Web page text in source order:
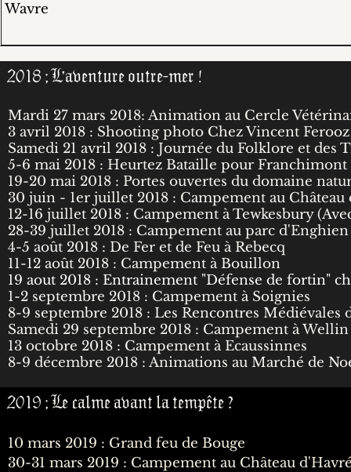
Wavre
2018 ; L'aventure outre-mer !
Mardi 27 mars 2018: Animation au Cercle
3 avril 2018 : Shooting photo Chez Vincent
Samedi 21 avril 2018 : Journée du Folklore et des
5-6 mai 2018 : Heurtez Bataille pour Franchimont
19-20 mai 2018 : Portes ouvertes du domaine
30 juin - 1er juillet 2018 : Campement au Château
12-16 juillet 2018 : Campement à Tewkesbury
28-39 juillet 2018 : Campement au parc
4-5 août 2018 : De Fer et de Feu à Rebecq
11-12 août 2018 : Campement à Bouillon
19 aout 2018 : Entrainement "Défense de fortin"
1-2 septembre 2018 : Campement à Soignies
8-9 septembre 2018 : Les Rencontres Médiévales
Samedi 29 septembre 2018 : Campement à
13 octobre 2018 : Campement à Ecaussinnes
8-9 décembre 2018 : Animations au Marché de
2019 ; Le calme avant la tempête ?
10 mars 2019 : Grand feu de Bouge
30-31 mars 2019 : Campement au Château